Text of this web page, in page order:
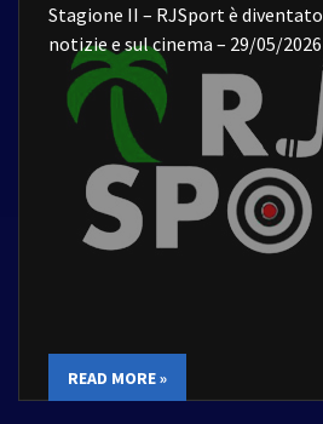
Stagione II – RJSport è
notizie e sul cinema – 29/05/2026
READ MORE »